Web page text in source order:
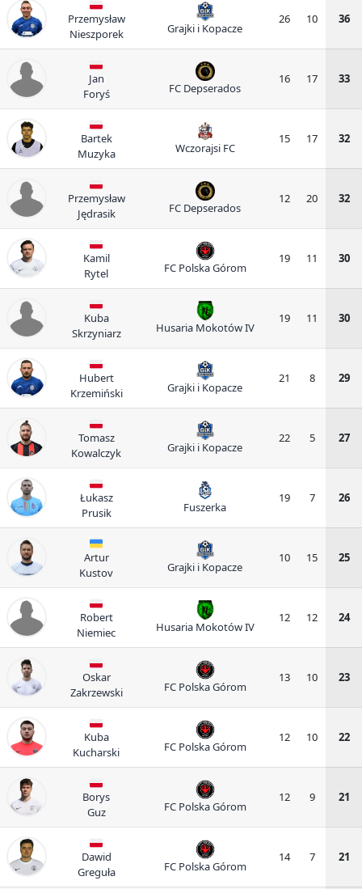
Przemysław
Nieszporek
Grajki i Kopacze
26 10 36
Jan
Foryś
FC Depserados
16 17 33
Bartek
Muzyka
Wczorajsi FC
15 17 32
Przemysław
Jędrasik
FC Depserados
12 20 32
Kamil
Rytel
FC Polska Górom
19 11 30
Kuba
Skrzyniarz
Husaria Mokotów IV
19 11 30
Hubert
Krzemiński
Grajki i Kopacze
21 8 29
Tomasz
Kowalczyk
Grajki i Kopacze
22 5 27
Łukasz
Prusik
Fuszerka
19 7 26
Artur
Kustov
Grajki i Kopacze
10 15 25
Robert
Niemiec
Husaria Mokotów IV
12 12 24
Oskar
Zakrzewski
FC Polska Górom
13 10 23
Kuba
Kucharski
FC Polska Górom
12 10 22
Borys
Guz
FC Polska Górom
12 9 21
Dawid
Greguła
FC Polska Górom
14 7 21